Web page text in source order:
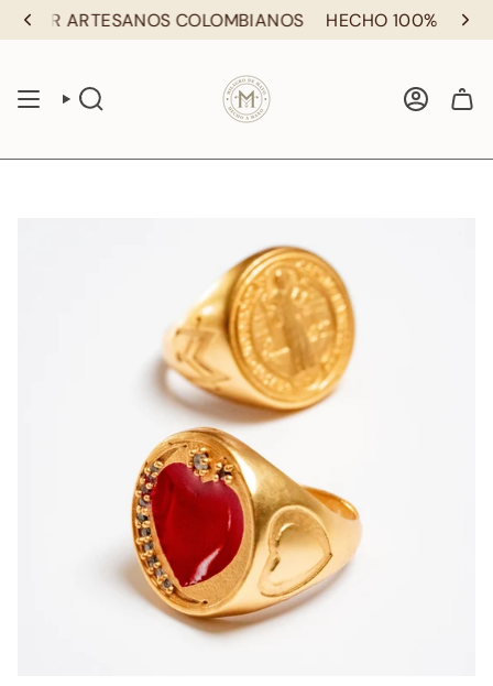
ARTESANOS COLOMBIANOS HECHO 100% POR
BÚSQUEDA CUENTA